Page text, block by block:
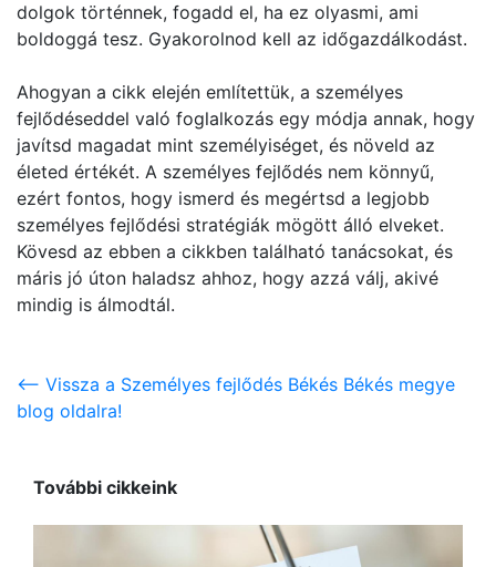
dolgok történnek, fogadd el, ha ez olyasmi, ami
boldoggá tesz. Gyakorolnod kell az időgazdálkodást.
Ahogyan a cikk elején említettük, a személyes
fejlődéseddel való foglalkozás egy módja annak, hogy
javítsd magadat mint személyiséget, és növeld az
életed értékét. A személyes fejlődés nem könnyű,
ezért fontos, hogy ismerd és megértsd a legjobb
személyes fejlődési stratégiák mögött álló elveket.
Kövesd az ebben a cikkben található tanácsokat, és
máris jó úton haladsz ahhoz, hogy azzá válj, akivé
mindig is álmodtál.
<-- Vissza a Személyes fejlődés Békés Békés megye
blog oldalra!
További cikkeink